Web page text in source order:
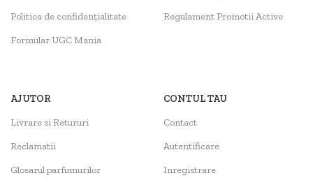
Politica de confidențialitate
Formular UGC Mania
Regulament Promotii Active
AJUTOR
Livrare si Retururi
Reclamatii
Glosarul parfumurilor
CONTUL TAU
Contact
Autentificare
Inregistrare